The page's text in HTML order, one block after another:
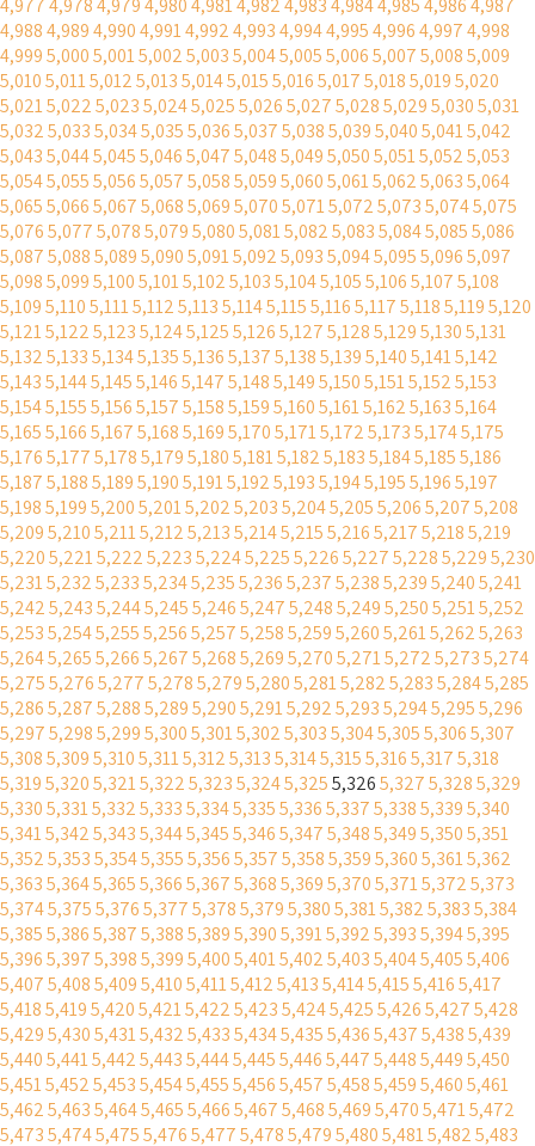
4,9774,9784,9794,9804,9814,9824,9834,9844,9854,9864,987
4,9884,9894,9904,9914,9924,9934,9944,9954,9964,9974,998
4,9995,0005,0015,0025,0035,0045,0055,0065,0075,0085,009
5,0105,0115,0125,0135,0145,0155,0165,0175,0185,0195,020
5,0215,0225,0235,0245,0255,0265,0275,0285,0295,0305,031
5,0325,0335,0345,0355,0365,0375,0385,0395,0405,0415,042
5,0435,0445,0455,0465,0475,0485,0495,0505,0515,0525,053
5,0545,0555,0565,0575,0585,0595,0605,0615,0625,0635,064
5,0655,0665,0675,0685,0695,0705,0715,0725,0735,0745,075
5,0765,0775,0785,0795,0805,0815,0825,0835,0845,0855,086
5,0875,0885,0895,0905,0915,0925,0935,0945,0955,0965,097
5,0985,0995,1005,1015,1025,1035,1045,1055,1065,1075,108
5,1095,1105,1115,1125,1135,1145,1155,1165,1175,1185,1195,120
5,1215,1225,1235,1245,1255,1265,1275,1285,1295,1305,131
5,1325,1335,1345,1355,1365,1375,1385,1395,1405,1415,142
5,1435,1445,1455,1465,1475,1485,1495,1505,1515,1525,153
5,1545,1555,1565,1575,1585,1595,1605,1615,1625,1635,164
5,1655,1665,1675,1685,1695,1705,1715,1725,1735,1745,175
5,1765,1775,1785,1795,1805,1815,1825,1835,1845,1855,186
5,1875,1885,1895,1905,1915,1925,1935,1945,1955,1965,197
5,1985,1995,2005,2015,2025,2035,2045,2055,2065,2075,208
5,2095,2105,2115,2125,2135,2145,2155,2165,2175,2185,219
5,2205,2215,2225,2235,2245,2255,2265,2275,2285,2295,230
5,2315,2325,2335,2345,2355,2365,2375,2385,2395,2405,241
5,2425,2435,2445,2455,2465,2475,2485,2495,2505,2515,252
5,2535,2545,2555,2565,2575,2585,2595,2605,2615,2625,263
5,2645,2655,2665,2675,2685,2695,2705,2715,2725,2735,274
5,2755,2765,2775,2785,2795,2805,2815,2825,2835,2845,285
5,2865,2875,2885,2895,2905,2915,2925,2935,2945,2955,296
5,2975,2985,2995,3005,3015,3025,3035,3045,3055,3065,307
5,3085,3095,3105,3115,3125,3135,3145,3155,3165,3175,318
5,3195,3205,3215,3225,3235,3245,3255,3265,3275,3285,329
5,3305,3315,3325,3335,3345,3355,3365,3375,3385,3395,340
5,3415,3425,3435,3445,3455,3465,3475,3485,3495,3505,351
5,3525,3535,3545,3555,3565,3575,3585,3595,3605,3615,362
5,3635,3645,3655,3665,3675,3685,3695,3705,3715,3725,373
5,3745,3755,3765,3775,3785,3795,3805,3815,3825,3835,384
5,3855,3865,3875,3885,3895,3905,3915,3925,3935,3945,395
5,3965,3975,3985,3995,4005,4015,4025,4035,4045,4055,406
5,4075,4085,4095,4105,4115,4125,4135,4145,4155,4165,417
5,4185,4195,4205,4215,4225,4235,4245,4255,4265,4275,428
5,4295,4305,4315,4325,4335,4345,4355,4365,4375,4385,439
5,4405,4415,4425,4435,4445,4455,4465,4475,4485,4495,450
5,4515,4525,4535,4545,4555,4565,4575,4585,4595,4605,461
5,4625,4635,4645,4655,4665,4675,4685,4695,4705,4715,472
5,4735,4745,4755,4765,4775,4785,4795,4805,4815,4825,483